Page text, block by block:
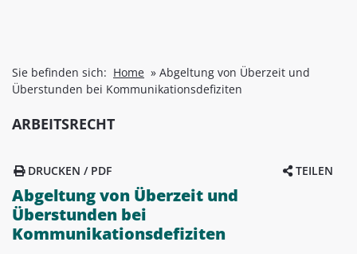
Sie befinden sich: Home » Abgeltung von Überzeit und
Überstunden bei Kommunikationsdefiziten
ARBEITSRECHT
TEILEN
DRUCKEN / PDF
Abgeltung von Überzeit und
Überstunden bei
Kommunikationsdefiziten